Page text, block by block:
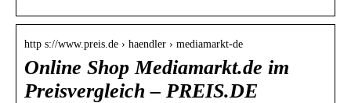
http s://www.preis.de › haendler › mediamarkt-de
Online Shop Mediamarkt.de im
Preisvergleich – PREIS.DE